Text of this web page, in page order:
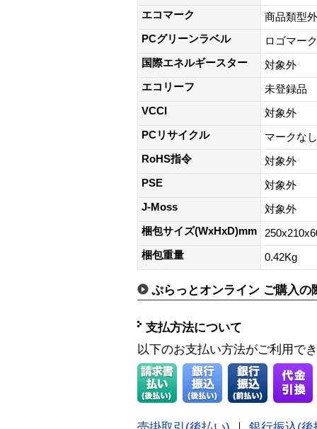
エコマーク
商品類型外
PCグリーンラベル
ロゴマー
国際エネルギースター
対象外
エコリーフ
未登録品
VCCI
対象外
PCリサイクル
マークなし
RoHS指令
対象外
PSE
対象外
J-Moss
対象外
梱包サイズ(WxHxD)mm
梱包重量
0.42Kg
ぷらっとオンライン ご購入の
支払方法について
以下のお支払い方法がご利用で